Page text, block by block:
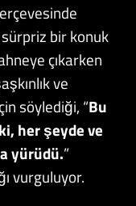
bir konuk
çıkarken
ve
söylediği, “Bu
her şeyde ve
yürüdü.”
vurguluyor.